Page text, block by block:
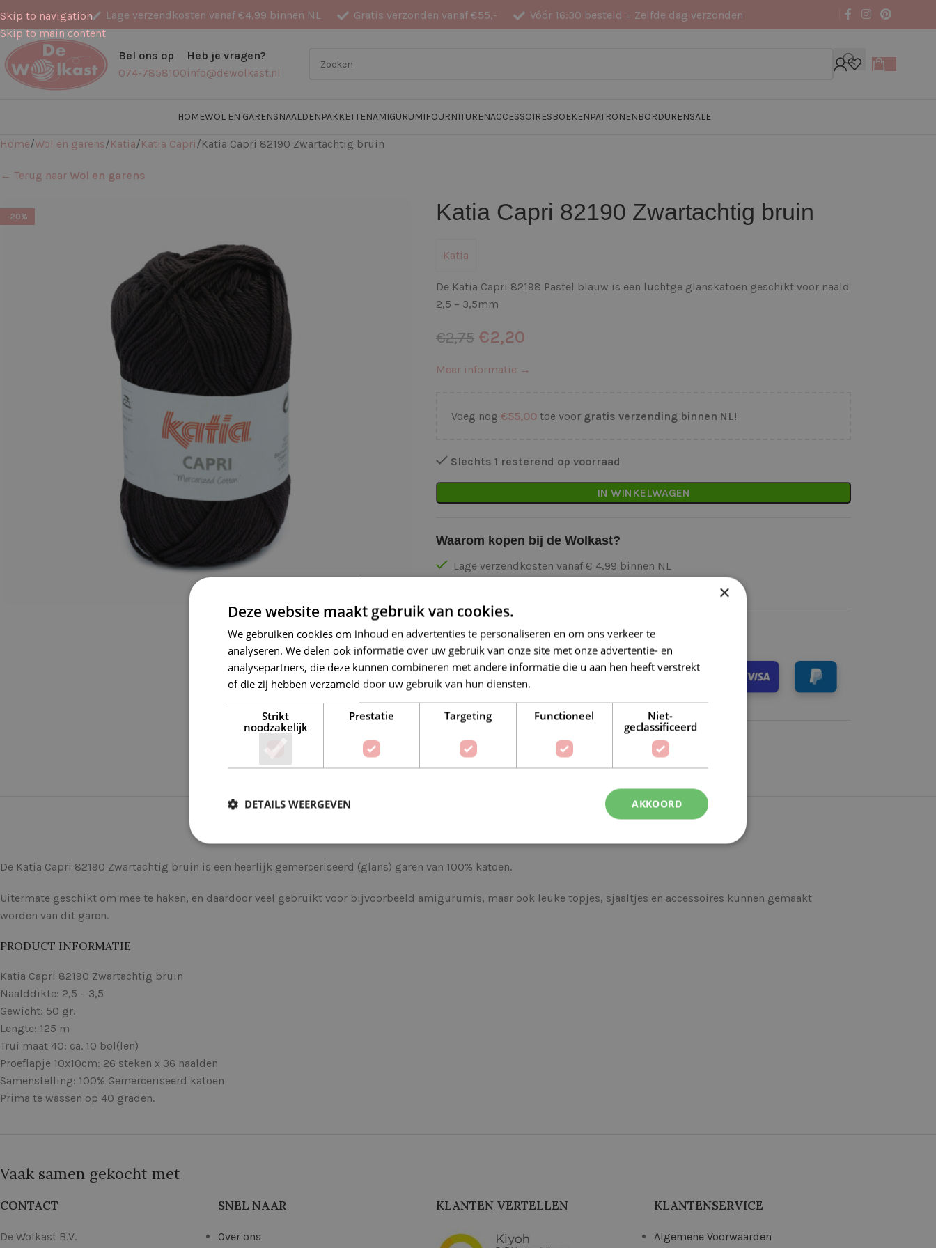
Skip to navigation
Skip to main content
Lage verzendkosten vanaf €4,99 binnen NL Gratis verzonden vanaf €55,- Vóór 16:30 besteld = Zelfde dag verzonden
Bel ons op
074-7858100
Heb je vragen?
info@dewolkast.nl
HOMEWOL EN GARENSNAALDENPAKKETTENAMIGURUMIFOURNITURENACCESSOIRESBOEKENPATRONENBORDURENSALE
Home Wol en garens Katia Katia Capri Katia Capri 82190 Zwartachtig bruin
← Terug naar Wol en garens
-20% Katia Capri 82190 Zwartachtig bruin
Katia
De Katia Capri 82198 Pastel blauw is een luchtge glanskatoen geschikt voor naald
2,5 – 3,5mm
€2,75 €2,20
Meer informatie →
Voeg nog €55,00toe voor gratis verzending binnen NL!
Slechts 1 resterend op voorraad
IN WINKELWAGEN
Waarom kopen bij de Wolkast?
Lage verzendkosten vanaf € 4,99 binnen NL
Vóór 16:30 besteld = Zelfde (werk)dag verzonden
Veilig online betalen
Op verlanglijstje Delen:
De Katia Capri 82190 Zwartachtig bruin is een heerlijk gemerceriseerd (glans) garen van 100% katoen.
Uitermate geschikt om mee te haken, en daardoor veel gebruikt voor bijvoorbeeld amigurumis, maar ook leuke topjes, sjaaltjes en accessoires kunnen gemaakt
worden van dit garen.
PRODUCT INFORMATIE
Katia Capri 82190 Zwartachtig bruin
Naalddikte: 2,5 – 3,5
Gewicht: 50 gr.
Lengte: 125 m
Trui maat 40: ca. 10 bol(len)
Proeflapje 10x10cm: 26 steken x 36 naalden
Samenstelling: 100% Gemerceriseerd katoen
Prima te wassen op 40 graden.
Vaak samen gekocht met
CONTACT
De Wolkast B.V.
SNEL NAAR
Over ons
KLANTEN VERTELLEN KLANTENSERVICE
Algemene Voorwaarden
×
Deze website maakt gebruik van cookies.
We gebruiken cookies om inhoud en advertenties te personaliseren en om ons verkeer te
analyseren. We delen ook informatie over uw gebruik van onze site met onze advertentie- en
analysepartners, die deze kunnen combineren met andere informatie die u aan hen heeft verstrekt
of die zij hebben verzameld door uw gebruik van hun diensten.
Strikt
noodzakelijk
Prestatie Targeting Functioneel
Niet-
geclassificeerd
AKKOORD
DETAILS WEERGEVEN